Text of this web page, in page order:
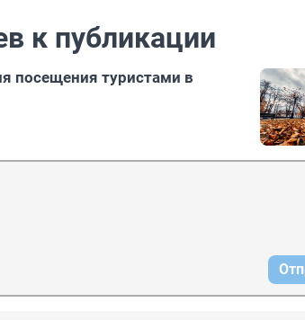
к публикации
посещения туристами в